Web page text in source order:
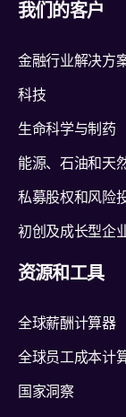
我们的客户
金融行业解决方
科技
生命科学与制药
能源、石油和天
私募股权和风险
初创及成长型企
资源和工具
全球薪酬计算器
全球员工成本计
国家洞察